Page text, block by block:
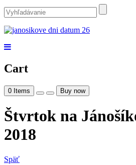
Cart
0 Items Buy now
Štvrtok na
2018
Späť